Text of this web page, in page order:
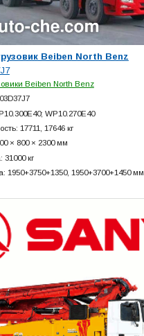
Beiben North Benz
Beiben North Benz
WP10.270E40
17711, 17646 кг
× 800 × 2300 мм
кг
1950+3750+1350, 1950+3700+1450 мм